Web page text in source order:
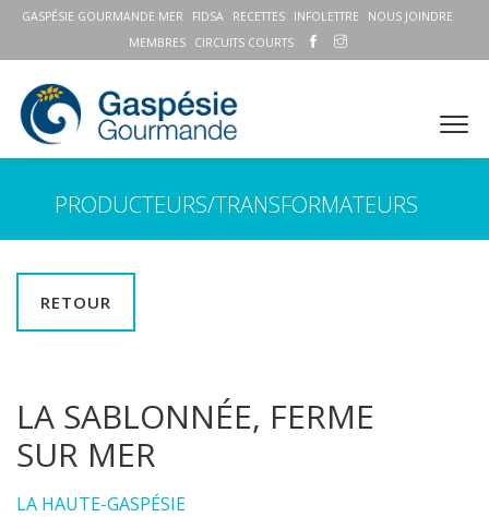
GASPÉSIE GOURMANDE MER FIDSA RECETTES INFOLETTRE
NOUS JOINDRE
MEMBRES
CIRCUITS COURTS
PRODUCTEURS/TRANSFORMATEURS
RETOUR
LA SABLONNÉE, FERME
SUR MER
LA HAUTE-GASPÉSIE